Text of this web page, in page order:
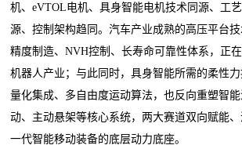
机、eVTOL电机、具身智能电机技术同源、工
源、控制架构趋同。汽车产业成熟的高压平台
精度制造、NVH控制、长寿命可靠性体系，正
机器人产业；与此同时，具身智能所需的柔性
量化集成、多自由度运动算法，也反向重塑智
动、主动悬架等核心系统，两大赛道双向赋能
一代智能移动装备的底层动力底座。